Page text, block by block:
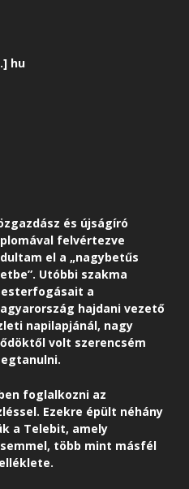
hu
és újságíró
felvértezve
el a „nagybetűs
Utóbbi szakma
a
hajdani vezető
napilapjánál, nagy
volt szerencsém
foglalkozni az
Ezekre épült néhány
a Telebit, amely
több mint másfél